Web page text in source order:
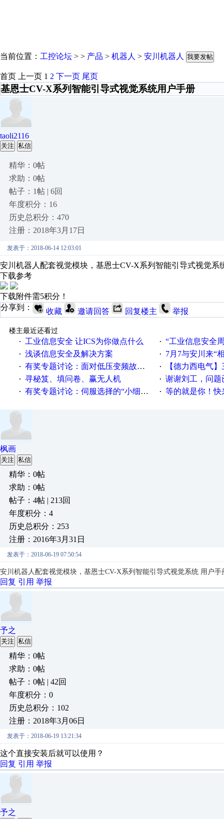
当前位置： 工控论坛 > > 产品 > 机器人 > 安川机器人 我要发帖
首页 上一页 1 2 下一页 尾页
基恩士CV-X系列智能引导式视觉系统用户手册
taoli2116
关注 私信
精华：0帖
求助：0帖
帖子：1帖 | 6回
年度积分：16
历史总积分：470
注册：2018年3月17日
发表于：2018-06-14 12:03:01
安川机器人配套视觉模块，基恩士CV-X系列智能引导式视觉
下载参考
下载附件需5积分！
分享到：
收藏 邀请回答 回复楼主 举报
楼主最近还看过
·
工业信息安全 让ICS为你做点什么 · “工业信息安全周之我见”
· 浅谈信息安全及解决方案 · 7月7与安川来“
· 有奖专题讨论：面对低压变频故障，老手是这样解决的！ · 【德力西电气】三
· 寻秘笈、填问卷、赢无人机 · 谢谢刘工，问题
· 有奖专题讨论：伺服选择的“小细节大学问”奖励公告 · 等的就是你！快来
枫画
关注 私信
精华：0帖
求助：0帖
帖子：4帖 | 213回
年度积分：4
历史总积分：253
注册：2016年3月31日
发表于：2018-06-19 07:50:54
安川机器人配套视觉模块，基恩士CV-X系列智能引导式视觉系统 用户手
回复 引用 举报
予之
关注 私信
精华：0帖
求助：0帖
帖子：0帖 | 42回
年度积分：0
历史总积分：102
注册：2018年3月06日
发表于：2018-06-19 13:21:34
这个直接安装后就可以使用？
回复 引用 举报
予之